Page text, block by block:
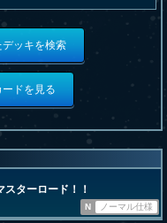
ッキを検索
ドを見る
ターロード！！
N ノーマル仕様